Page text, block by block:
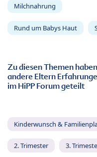
Milchnahrung
Rund um Babys Haut
Zu diesen Themen haben
andere Eltern
im HiPP Forum geteilt
Kinderwunsch &
2. Trimester 3.